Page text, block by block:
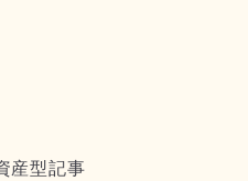
産型記事